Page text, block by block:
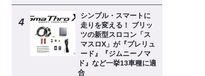
シンプル・スマートに
走りを変える！ ブリッ
ツの新型スロコン「ス
マスロX」が『プレリュ
ード』『ジムニーノマ
ド』など一挙13車種に適
合